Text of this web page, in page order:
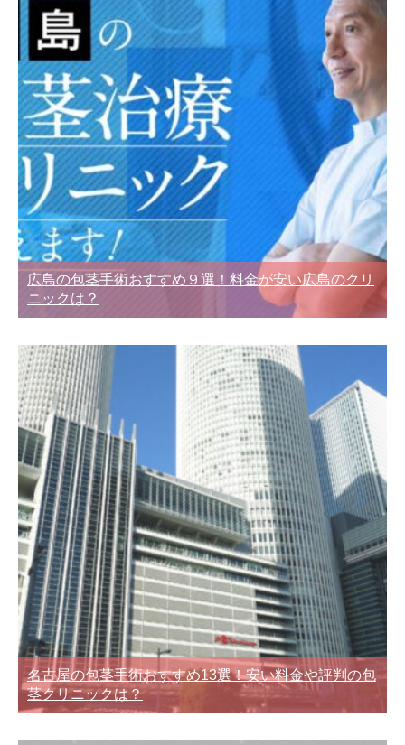
広島の包茎手術おすすめ９選！料金が安い広島のクリ
ニックは？
名古屋の包茎手術おすすめ13選！安い料金や評判の包
茎クリニックは？